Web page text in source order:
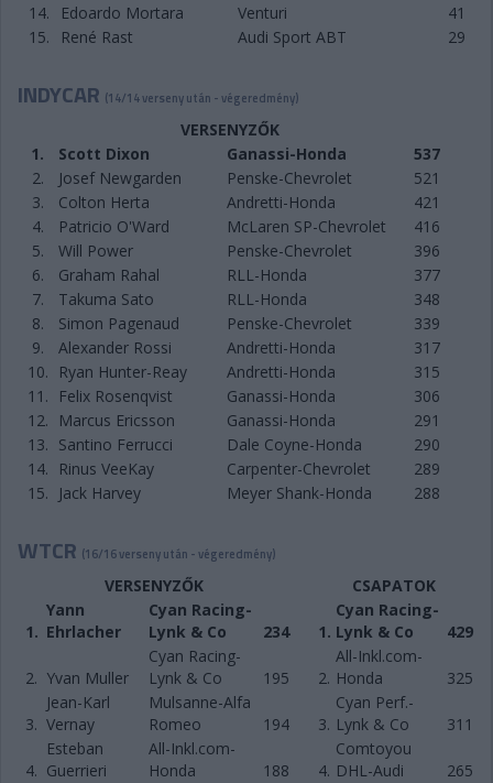
14.
Edoardo Mortara Venturi
41
15.
René Rast Audi Sport ABT 29
INDYCAR (14/14 verseny után - végeredmény)
VERSENYZŐK
1.
Scott Dixon Ganassi-Honda
537
2.
Josef Newgarden Penske-Chevrolet
521
3.
Colton Herta Andretti-Honda
421
4.
Patricio O'Ward McLaren SP-Chevrolet
416
5.
Will Power Penske-Chevrolet
396
6.
Graham Rahal RLL-Honda
377
7.
Takuma Sato RLL-Honda
348
8.
Simon Pagenaud Penske-Chevrolet
339
9.
Alexander Rossi Andretti-Honda
317
10.
Ryan Hunter-Reay Andretti-Honda
315
11.
Felix Rosenqvist Ganassi-Honda
306
12.
Marcus Ericsson Ganassi-Honda
291
13. Santino Ferrucci Dale Coyne-Honda
290
14.
Rinus VeeKay Carpenter-Chevrolet
289
15.
Jack Harvey Meyer Shank-Honda 288
WTCR (16/16 verseny után - végeredmény)
VERSENYZŐK CSAPATOK
1.
Yann
Ehrlacher
Cyan Racing-
Lynk & Co
234 1.
Cyan Racing-
Lynk & Co
429
2. Yvan Muller
Cyan Racing-
Lynk & Co
195 2.
All-Inkl.com-
Honda
325
3.
Jean-Karl
Vernay
Mulsanne-Alfa
Romeo
194 3.
Cyan Perf.-
Lynk & Co
311
4.
Esteban
Guerrieri
All-Inkl.com-
Honda
188 4.
Comtoyou
DHL-Audi
265